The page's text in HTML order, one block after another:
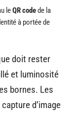
leQR codede la
à portée de
doit rester
et luminosité
bornes. Les
d’image